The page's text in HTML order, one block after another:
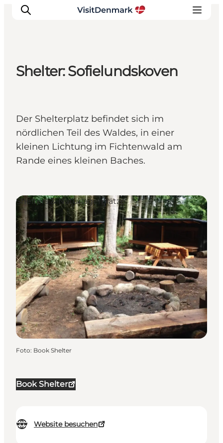
Erlebnisse
Unterkünfte
Reiseplanung
Shelter: Sofielundskoven
Der Shelterplatz befindet sich im
nördlichen Teil des Waldes, in einer
kleinen Lichtung im Fichtenwald am
Rande eines kleinen Baches.
Book Shelter
Website besuchen
Shelters & Naturlagerplätze
Foto: Book Shelter